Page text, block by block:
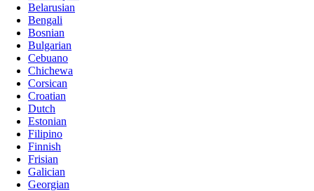
Belarusian
Bengali
Bosnian
Bulgarian
Cebuano
Chichewa
Corsican
Croatian
Dutch
Estonian
Filipino
Finnish
Frisian
Galician
Georgian